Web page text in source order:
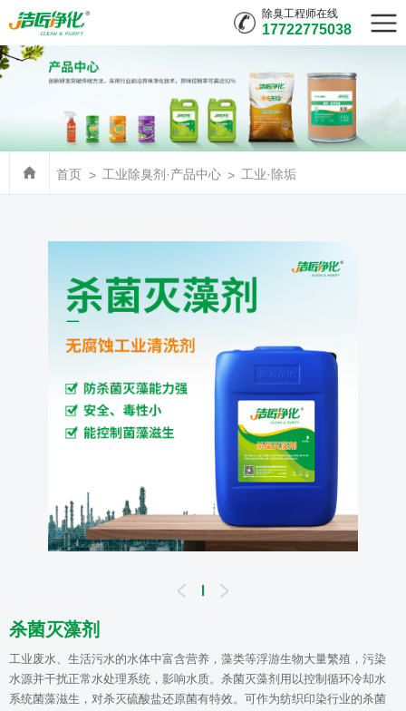
除臭工程师在线
17722775038
首页 工业除臭剂·产品中心 工业·除垢
杀菌灭藻剂
工业废水、生活污水的水体中富含营养，藻类等浮游生物大量繁殖，污染
水源并干扰正常水处理系统，影响水质。杀菌灭藻剂用以控制循环冷却水
系统菌藻滋生，对杀灭硫酸盐还原菌有特效。可作为纺织印染行业的杀菌